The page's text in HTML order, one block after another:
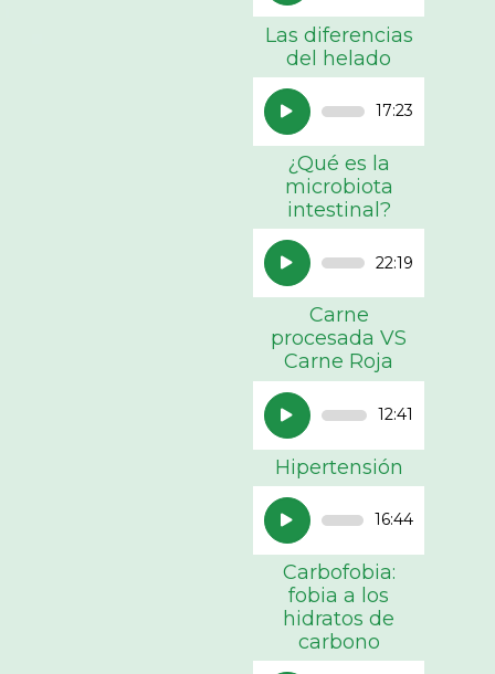
audio
Las diferencias
del helado
Reproductor
de
audio
17:23
¿Qué es la
microbiota
intestinal?
Reproductor
de
audio
22:19
Carne
procesada VS
Carne Roja
Reproductor
de
audio
12:41
Hipertensión
Reproductor
de
audio
16:44
Carbofobia:
fobia a los
hidratos de
carbono